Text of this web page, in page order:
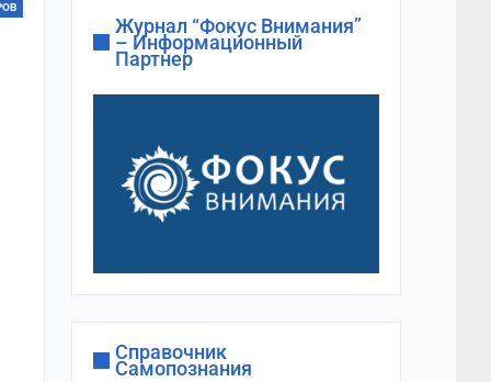
Журнал “Фокус Внимания”
– Информационный
Партнер
Справочник
Самопознания